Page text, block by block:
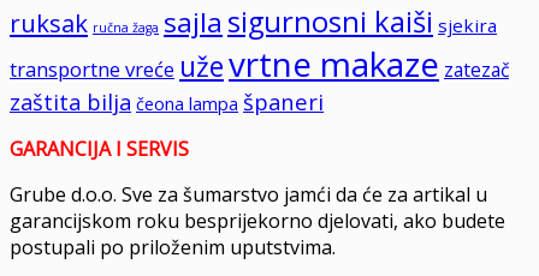
ruksak ručna žaga sajla sigurnosni kaiši sjekira
transportne vreće uževrtne makaze zatezač
zaštita bilja čeona lampa španeri
GARANCIJA I SERVIS
Grube d.o.o. Sve za šumarstvo jamći da će za artikal u
garancijskom roku besprijekorno djelovati, ako budete
postupali po priloženim uputstvima.